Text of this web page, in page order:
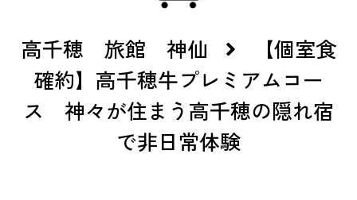
n
高千穂 旅館 神仙
【個室食
確約】高千穂牛プレミアムコー
ス 神々が住まう高千穂の隠れ宿
で非日常体験